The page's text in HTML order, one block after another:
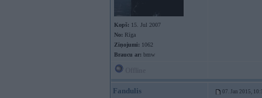
Kopš: 15. Jul 2007
No: Rīga
Ziņojumi: 1062
Braucu ar: bmw
Fandulis 07. Jan 2015,